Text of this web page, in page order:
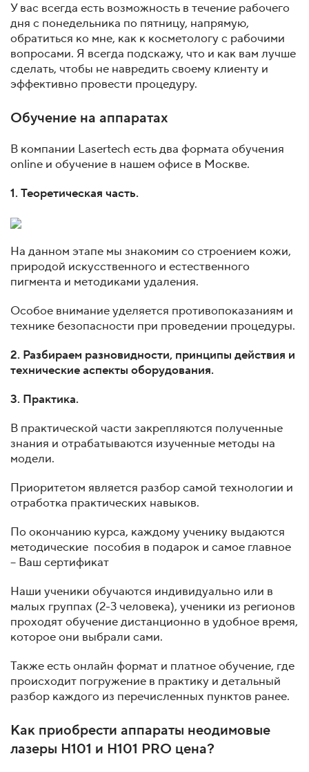
У вас всегда есть возможность в течение рабочего
дня с понедельника по пятницу, напрямую,
обратиться ко мне, как к косметологу с рабочими
вопросами. Я всегда подскажу, что и как вам лучше
сделать, чтобы не навредить своему клиенту и
эффективно провести процедуру.
Обучение на аппаратах
В компании Lasertech есть два формата обучения
online и обучение в нашем офисе в Москве.
1. Теоретическая часть.
На данном этапе мы знакомим со строением кожи,
природой искусственного и естественного
пигмента и методиками удаления.
Особое внимание уделяется противопоказаниям и
технике безопасности при проведении процедуры.
2. Разбираем разновидности, принципы действия и
технические аспекты оборудования.
3. Практика.
В практической части закрепляются полученные
знания и отрабатываются изученные методы на
модели.
Приоритетом является разбор самой технологии и
отработка практических навыков.
По окончанию курса, каждому ученику выдаются
методические пособия в подарок и самое главное
– Ваш сертификат
Наши ученики обучаются индивидуально или в
малых группах (2-3 человека), ученики из регионов
проходят обучение дистанционно в удобное время,
которое они выбрали сами.
Также есть онлайн формат и платное обучение, где
происходит погружение в практику и детальный
разбор каждого из перечисленных пунктов ранее.
Как приобрести аппараты неодимовые
лазеры H101 и H101 PRO цена?